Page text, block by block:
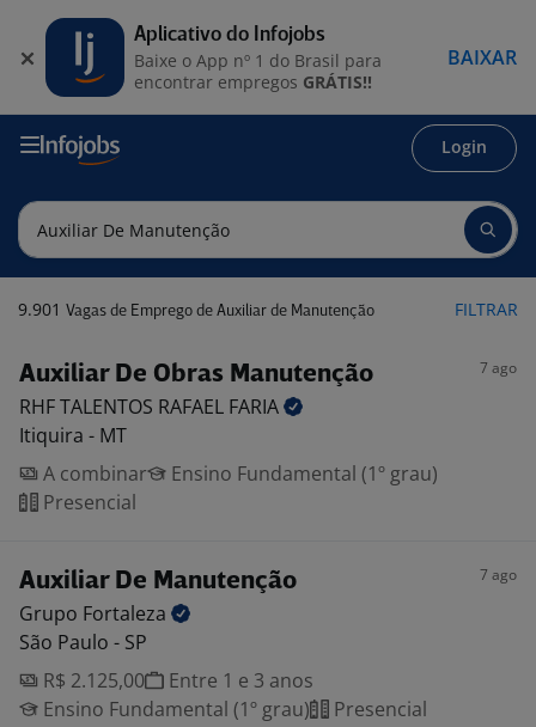
Login
9.901 Vagas de Emprego de Auxiliar de Manutenção FILTRAR
Auxiliar De Obras Manutenção 7 ago
RHF TALENTOS RAFAEL FARIA
Itiquira - MT
A combinar
Ensino Fundamental (1º grau)
Presencial
Auxiliar De Manutenção 7 ago
Grupo Fortaleza
São Paulo - SP
R$ 2.125,00
Entre 1 e 3 anos
Ensino Fundamental (1º grau)
Presencial
Aplicativo do Infojobs
Baixe o App nº 1 do Brasil para
encontrar empregos GRÁTIS!!
BAIXAR